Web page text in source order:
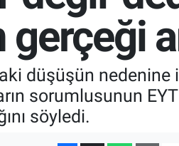
düşüşün
sorumlusunun EYT
söyledi.